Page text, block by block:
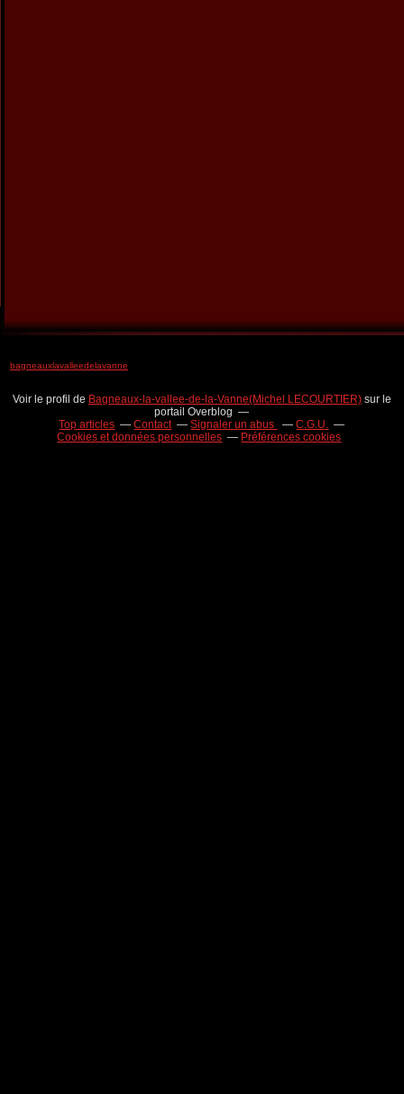
bagneauxlavalleedelavanne
Voir le profil de Bagneaux-la-vallee-de-la-Vanne(Michel LECOURTIER) sur le
portail Overblog
Top articles
Contact Signaler un abus
C.G.U.
Cookies et données personnelles
Préférences cookies